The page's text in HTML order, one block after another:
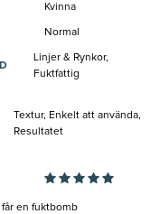
Kvinna
Normal
Linjer & Rynkor,
Fuktfattig
Textur, Enkelt att använda,
Resultatet
en fuktbomb